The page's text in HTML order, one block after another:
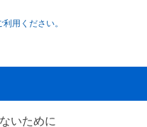
用ください。
いために